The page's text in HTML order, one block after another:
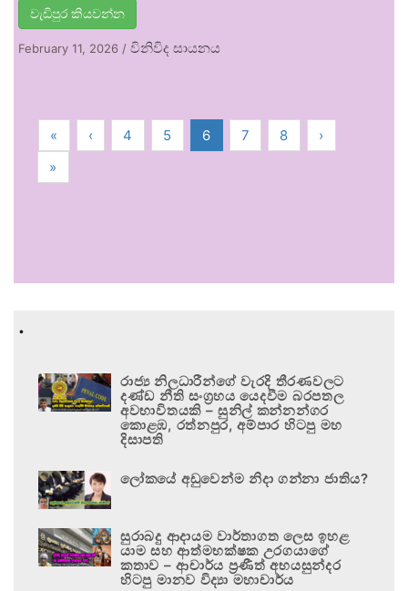
වැඩිපුර කියවන්න
February 11, 2026 / විනිවිද සායනය
« ‹ 4 5 6 7 8
›
»
.
රාජ්‍ය නිලධාරීන්ගේ වැරදි තීරණවලට
දණ්ඩ නීති සංග්‍රහය යෙදවීම බරපතල
අවභාවිතයකි – සුනිල් කන්නන්ගර
කොළඹ, රත්නපුර, අම්පාර හිටපු මහ
දිසාපති
ලෝකයේ අඩුවෙන්ම නිදා ගන්නා ජාතිය?
සුරාබදු ආදායම වාර්තාගත ලෙස ඉහළ
යාම සහ ආත්මභක්ෂක උරගයාගේ
කතාව – ආචාර්ය ප්‍රණීත් අභයසුන්දර
හිටපු මානව විද්‍යා මහාචාර්ය